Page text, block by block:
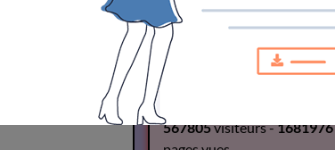
Aujourd'hui
80 100pages
vues
567805visiteurs -1681976